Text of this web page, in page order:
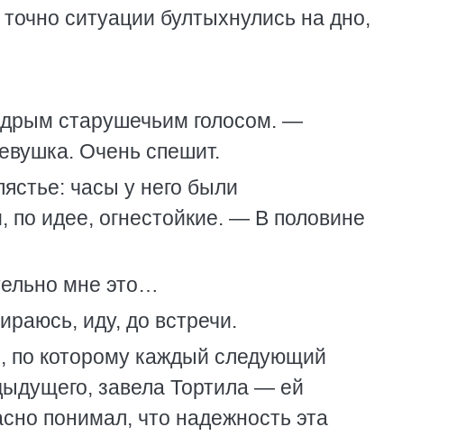
ситуации бултыхнулись на дно,
старушечьим голосом. —
Очень спешит.
часы у него были
идее, огнестойкие. — В половине
мне это…
иду, до встречи.
по которому каждый следующий
завела Тортила — ей
понимал, что надежность эта